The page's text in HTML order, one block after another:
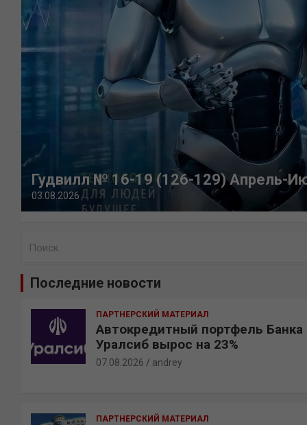
Гудвилл № 16-19 (126-129) Апрель-
03.08.2026
Последние новости
ПАРТНЕРСКИЙ МАТЕРИАЛ
Автокредитный портфель Банка
Уралсиб вырос на 23%
07.08.2026 andrey
ПАРТНЕРСКИЙ МАТЕРИАЛ